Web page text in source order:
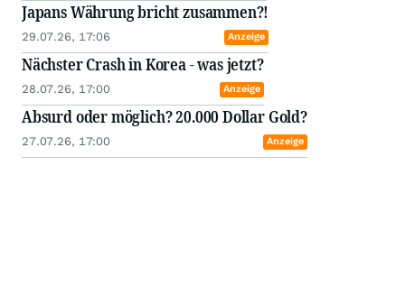
Japans Währung bricht zusammen?!
29.07.26, 17:06 Anzeige
Nächster Crash in Korea - was jetzt?
28.07.26, 17:00 Anzeige
Absurd oder möglich? 20.000 Dollar Gold?
27.07.26, 17:00 Anzeige